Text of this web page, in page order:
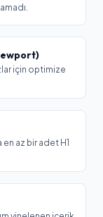
için optimize
en az bir adet H1